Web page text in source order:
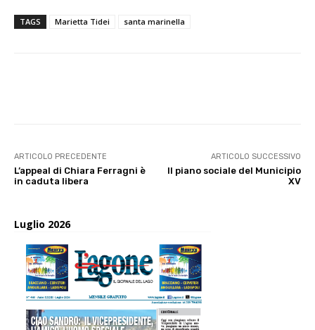
TAGS Marietta Tidei santa marinella
ARTICOLO PRECEDENTE
L’appeal di Chiara Ferragni è
in caduta libera
ARTICOLO SUCCESSIVO
Il piano sociale del Municipio
XV
Luglio 2026